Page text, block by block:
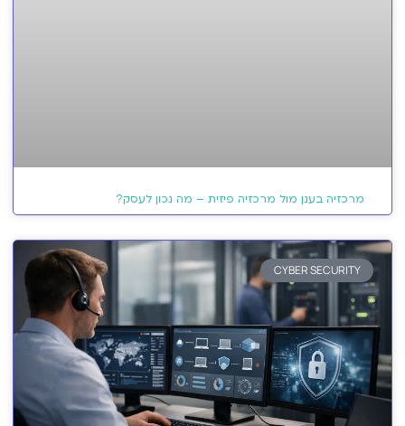
מרכזיה בענן מול מרכזיה פיזית – מה נכון לעסק?
CYBER SECURITY